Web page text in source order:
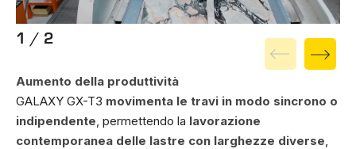
1 / 2
Aumento della produttività
GALAXY GX-T3 movimenta le travi in modo sincrono o
indipendente , permettendo la lavorazione
contemporanea delle lastre con larghezze diverse